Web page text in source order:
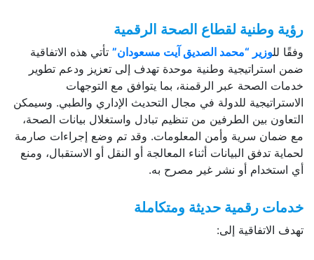
رؤية وطنية لقطاع الصحة الرقمية
وفقًا للوزير “محمد الصديق آيت مسعودان” تأتي هذه الاتفاقية
ضمن استراتيجية وطنية موحدة تهدف إلى تعزيز ودعم تطوير
خدمات الصحة عبر الرقمنة، بما يتوافق مع التوجهات
الاستراتيجية للدولة في مجال التحديث الإداري والطبي. وسيمكن
التعاون بين الطرفين من تنظيم تبادل واستغلال بيانات الصحة،
مع ضمان سرية وأمن المعلومات. وقد تم وضع إجراءات صارمة
لحماية تدفق البيانات أثناء المعالجة أو النقل أو الاستقبال، ومنع
أي استخدام أو نشر غير مصرح به.
خدمات رقمية حديثة ومتكاملة
تهدف الاتفاقية إلى: